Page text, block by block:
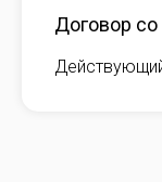
Договор